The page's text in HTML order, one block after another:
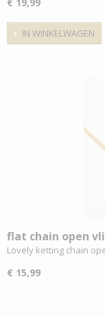
IN WINKELWAGEN
flat chain open
Lovely ketting chain
€ 15,99